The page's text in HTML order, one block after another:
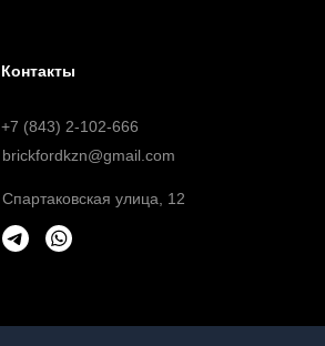
brickfordkzn@gmail.com
Контакты
+7 (843) 2-102-666
Спартаковская улица, 12